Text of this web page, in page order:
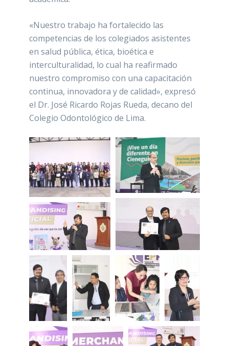
«Nuestro trabajo ha fortalecido las
competencias de los colegiados asistentes
en salud pública, ética, bioética e
interculturalidad, lo cual ha reafirmado
nuestro compromiso con una capacitación
continua, innovadora y de calidad», expresó
el Dr. José Ricardo Rojas Rueda, decano del
Colegio Odontológico de Lima.